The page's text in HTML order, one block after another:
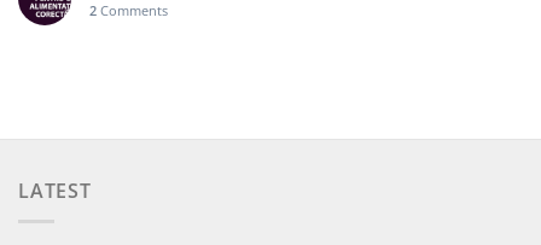
2 Comments
LATEST